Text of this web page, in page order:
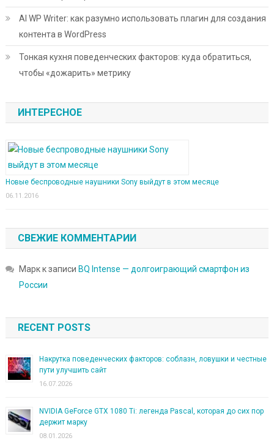
AI WP Writer: как разумно использовать плагин для создания
контента в WordPress
Тонкая кухня поведенческих факторов: куда обратиться,
чтобы «дожарить» метрику
ИНТЕРЕСНОЕ
Новые беспроводные наушники Sony выйдут в этом месяце
06.11.2016
СВЕЖИЕ КОММЕНТАРИИ
Маркк записи BQ Intense — долгоиграющий смартфон из
России
RECENT POSTS
Накрутка поведенческих факторов: соблазн, ловушки и честные
пути улучшить сайт
16.07.2026
NVIDIA GeForce GTX 1080 Ti: легенда Pascal, которая до сих пор
держит марку
08.01.2026